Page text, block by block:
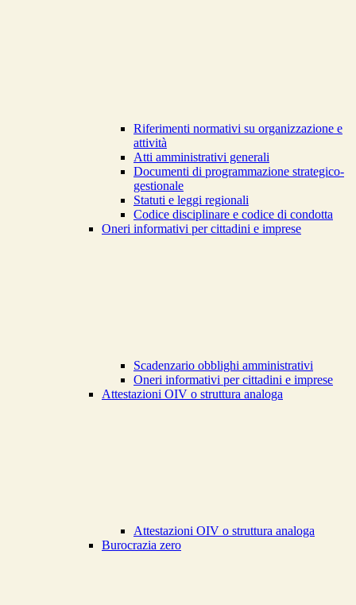
Riferimenti normativi su organizzazione e
attività
Atti amministrativi generali
Documenti di programmazione strategico-
gestionale
Statuti e leggi regionali
Codice disciplinare e codice di condotta
Oneri informativi per cittadini e imprese
Scadenzario obblighi amministrativi
Oneri informativi per cittadini e imprese
Attestazioni OIV o struttura analoga
Attestazioni OIV o struttura analoga
Burocrazia zero